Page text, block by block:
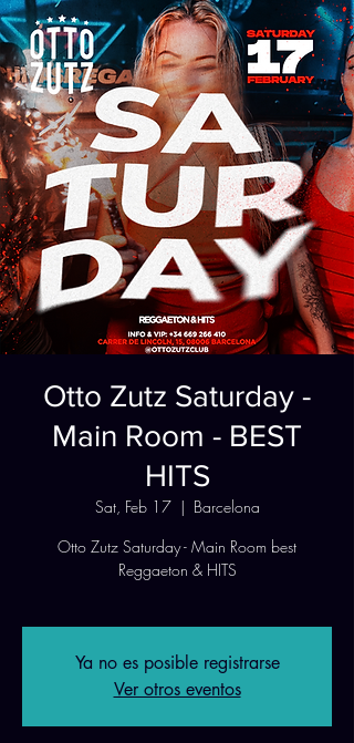
Otto Zutz Saturday -
Main Room - BEST
HITS
Sat, Feb 17
  |
Barcelona
Otto Zutz Saturday - Main Room best
Reggaeton & HITS
Ya no es posible registrarse
Ver otros eventos